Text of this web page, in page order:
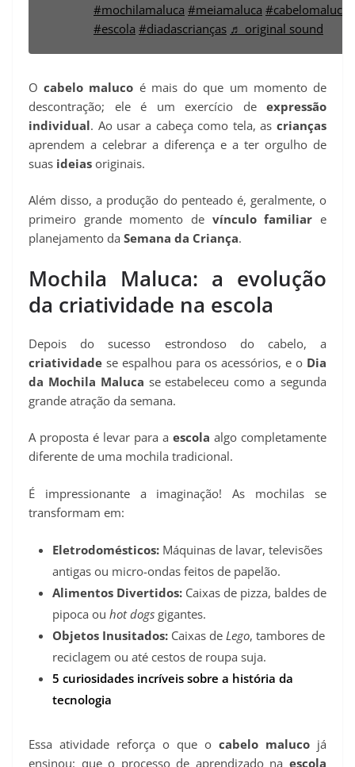
#mochilamaluca #meiamaluca #cabelomaluco
#escola #diadascrianças ♬ original sound
Ocabelo maluco é mais do que um momento de
descontração; ele é um exercício de expressão
individual. Ao usar a cabeça como tela, as crianças
aprendem a celebrar a diferença e a ter orgulho de
suas ideias originais.
Além disso, a produção do penteado é, geralmente, o
primeiro grande momento de vínculo familiar e
planejamento da Semana da Criança.
Mochila Maluca: a evolução
da criatividade na escola
Depois do sucesso estrondoso do cabelo, a
criatividade se espalhou para os acessórios, e o Dia
da Mochila Maluca se estabeleceu como a segunda
grande atração da semana.
A proposta é levar para a escola algo completamente
diferente de uma mochila tradicional.
É impressionante a imaginação! As mochilas se
transformam em:
Eletrodomésticos: Máquinas de lavar, televisões
antigas ou micro-ondas feitos de papelão.
Alimentos Divertidos: Caixas de pizza, baldes de
pipoca ou hot dogs gigantes.
Objetos Inusitados: Caixas de Lego, tambores de
reciclagem ou até cestos de roupa suja.
5 curiosidades incríveis sobre a história da
tecnologia
Essa atividade reforça o que o cabelo maluco já
ensinou: que o processo de aprendizado na escola